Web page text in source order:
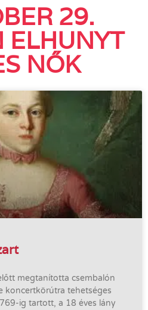
29.
ELHUNYT
NŐK
megtanította csembalón
koncertkörútra tehetséges
ig tartott, a 18 éves lány